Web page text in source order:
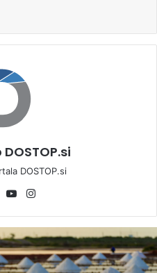
DOSTOP.si
Fa
bo
ok
Yo
ub
e
ra
m